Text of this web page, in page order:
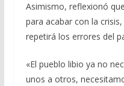
Asimismo, reflexionó
para acabar con la
repetirá los errores del
«El pueblo libio ya no
unos a otros,